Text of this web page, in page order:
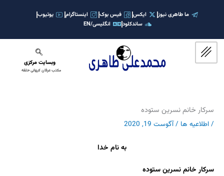
ما طاهری نیوز ایکس فیس بوک اینستاگرام
یوتیوب
ساندکلود
انگلیسی/EN
وبسایت مرکزی
مکتب عرفان کیهانی حلقه
سرکار خانم نسرین ستوده
/اطلاعیه ها /آگوست 19, 2020
به نام خدا
سرکار خانم نسرین ستوده